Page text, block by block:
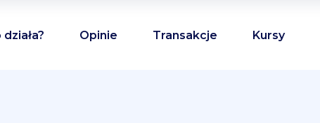
Opinie Transakcje Kursy